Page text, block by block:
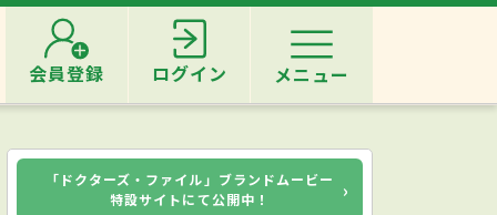
会員登録 ログイン メニュー
「ドクターズ・ファイル」ブランドムービー
特設サイトにて公開中！
›